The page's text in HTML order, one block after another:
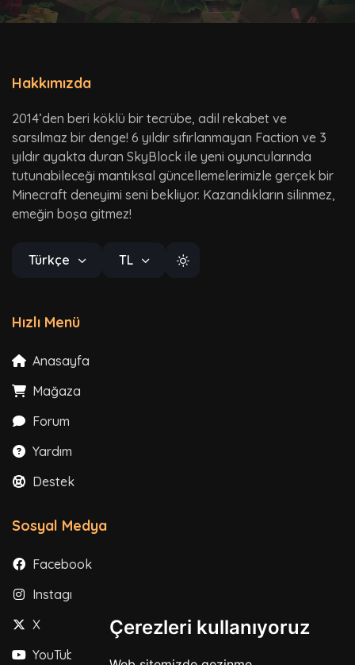
Çerezleri kullanıyoruz
Hakkımızda
2014’den beri köklü bir tecrübe, adil rekabet ve
sarsılmaz bir denge! 6 yıldır sıfırlanmayan Faction ve 3
yıldır ayakta duran SkyBlock ile yeni oyuncularında
tutunabileceği mantıksal güncellemelerimizle gerçek bir
Minecraft deneyimi seni bekliyor. Kazandıkların silinmez,
emeğin boşa gitmez!
Türkçe TL
Hızlı Menü
Anasayfa
Mağaza
Forum
Yardım
Destek
Sosyal Medya
Facebook
Instagram
X
YouTube